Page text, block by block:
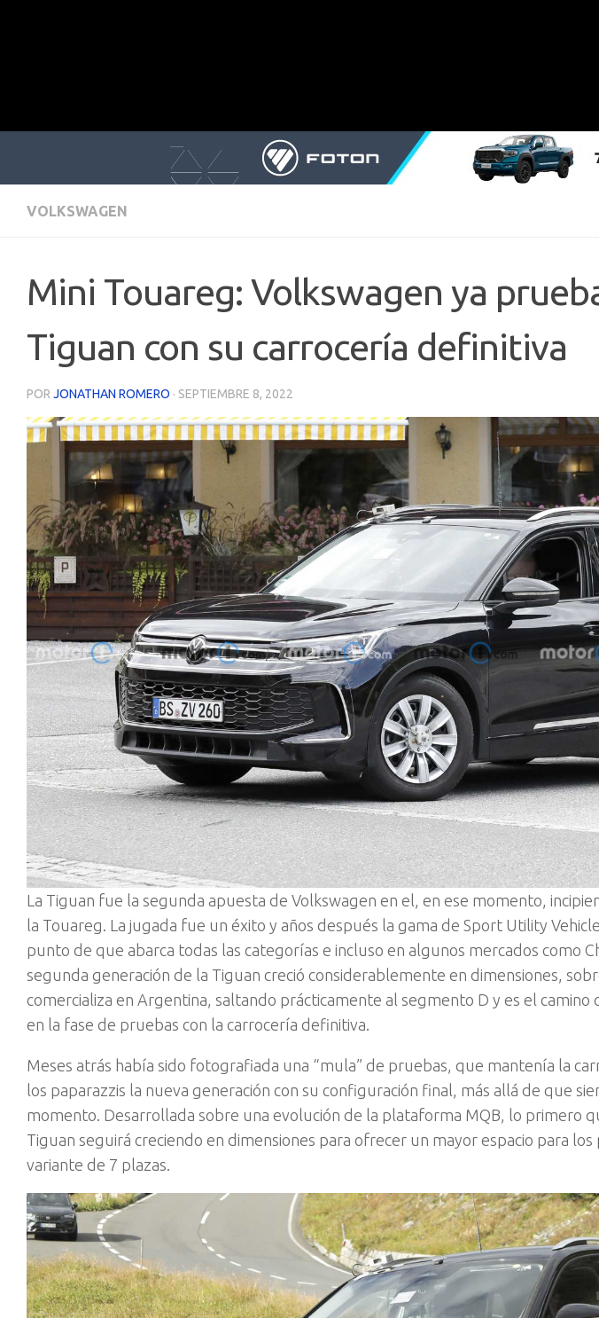
VOLKSWAGEN
Mini Touareg: Volkswagen ya
Tiguan con su carrocería definitiva
POR JONATHAN ROMERO · SEPTIEMBRE 8, 2022
La Tiguan fue la segunda apuesta de Volkswagen en el, en ese momento,
la Touareg. La jugada fue un éxito y años después la gama de Sport Utility
punto de que abarca todas las categorías e incluso en algunos mercados como
segunda generación de la Tiguan creció considerablemente en dimensiones,
comercializa en Argentina, saltando prácticamente al segmento D y es el camino
en la fase de pruebas con la carrocería definitiva.
Meses atrás había sido fotografiada una “mula” de pruebas, que mantenía la
los paparazzis la nueva generación con su configuración final, más allá de que
momento. Desarrollada sobre una evolución de la plataforma MQB, lo primero
Tiguan seguirá creciendo en dimensiones para ofrecer un mayor espacio para
variante de 7 plazas.